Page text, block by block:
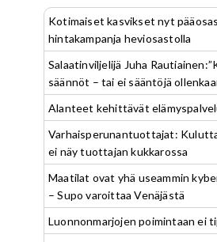
Kotimaiset kasvikset nyt
hintakampanja heviosastolla
Salaatinviljelijä Juha
säännöt – tai ei sääntöjä
Alanteet kehittävät
Varhaisperunantuottajat:
ei näy tuottajan kukkarossa
Maatilat ovat yhä useammin
– Supo varoittaa Venäjästä
Luonnonmarjojen poimintaan ei